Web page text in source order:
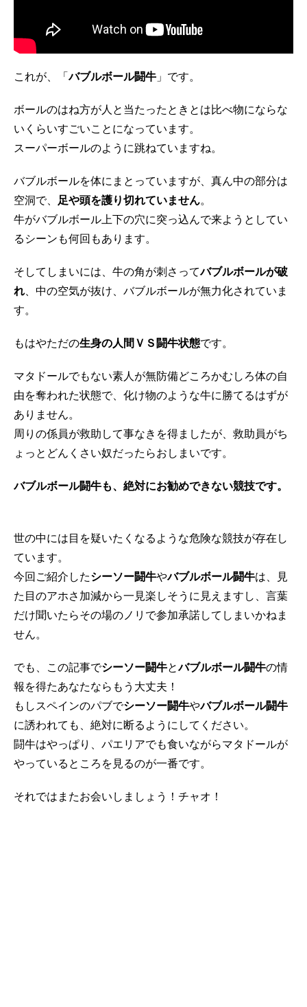
これが、「バブルボール闘牛 」です。
ボールのはね方が人と当たったときとは比べ物にならな
いくらいすごいことになっています。
スーパーボールのように跳ねていますね。
バブルボールを体にまとっていますが、真ん中の部分は
空洞で、
足や頭を護り切れていません。
牛がバブルボール上下の穴に突っ込んで来ようとしてい
るシーンも何回もあります。
そしてしまいには、牛の角が刺さってバブルボールが破
れ 、中の空気が抜け、バブルボールが無力化されていま
す。
もはやただの生身の人間ＶＳ闘牛状態です。
マタドールでもない素人が無防備どころかむしろ体の自
由を奪われた状態で、化け物のような牛に勝てるはずが
ありません。
周りの係員が救助して事なきを得ましたが、救助員がち
ょっとどんくさい奴だったらおしまいです。
バブルボール闘牛も、絶対にお勧めできない競技です。
世の中には目を疑いたくなるような危険な競技が存在し
ています。
今回ご紹介したシーソー闘牛やバブルボール闘牛は、見
た目のアホさ加減から一見楽しそうに見えますし、言葉
だけ聞いたらその場のノリで参加承諾してしまいかねま
せん。
でも、この記事でシーソー闘牛とバブルボール闘牛の情
報を得たあなたならもう大丈夫！
もしスペインのパブでシーソー闘牛やバブルボール闘牛
に誘われても、絶対に断るようにしてください。
闘牛はやっぱり、パエリアでも食いながらマタドールが
やっているところを見るのが一番です。
それではまたお会いしましょう！チャオ！